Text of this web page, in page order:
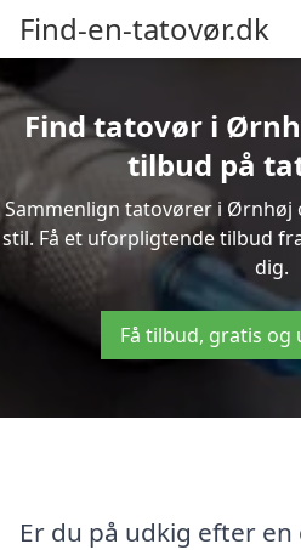
Find-en-tatovør.dk
Find tatovør i
tilbud på
Sammenlign tatovører i Ørnhøj
stil. Få et uforpligtende tilbud
dig.
Få tilbud, gratis
Er du på udkig efter